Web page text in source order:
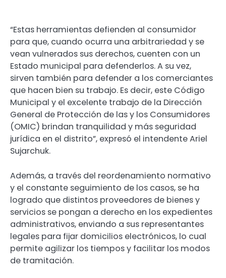
“Estas herramientas defienden al consumidor
para que, cuando ocurra una arbitrariedad y se
vean vulnerados sus derechos, cuenten con un
Estado municipal para defenderlos. A su vez,
sirven también para defender a los comerciantes
que hacen bien su trabajo. Es decir, este Código
Municipal y el excelente trabajo de la Dirección
General de Protección de las y los Consumidores
(OMIC) brindan tranquilidad y más seguridad
jurídica en el distrito”, expresó el intendente Ariel
Sujarchuk.
Además, a través del reordenamiento normativo
y el constante seguimiento de los casos, se ha
logrado que distintos proveedores de bienes y
servicios se pongan a derecho en los expedientes
administrativos, enviando a sus representantes
legales para fijar domicilios electrónicos, lo cual
permite agilizar los tiempos y facilitar los modos
de tramitación.